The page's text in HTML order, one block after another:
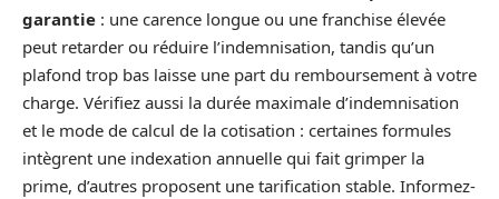
garantie : une carence longue ou une franchise élevée
peut retarder ou réduire l’indemnisation, tandis qu’un
plafond trop bas laisse une part du remboursement à votre
charge. Vérifiez aussi la durée maximale d’indemnisation
et le mode de calcul de la cotisation : certaines formules
intègrent une indexation annuelle qui fait grimper la
prime, d’autres proposent une tarification stable. Informez-